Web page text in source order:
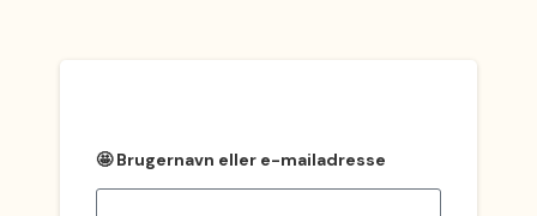
🤩 Brugernavn eller e-mailadresse